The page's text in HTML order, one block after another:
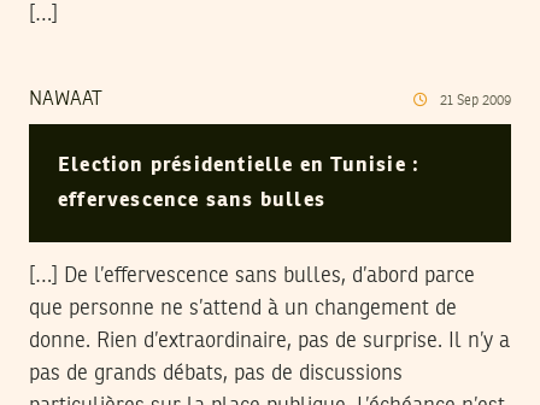
[…]
NAWAAT 21 Sep 2009
Election présidentielle en Tunisie :
effervescence sans bulles
[…] De l’effervescence sans bulles, d’abord parce
que personne ne s’attend à un changement de
donne. Rien d’extraordinaire, pas de surprise. Il n’y a
pas de grands débats, pas de discussions